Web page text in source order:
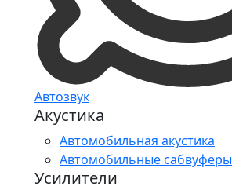
Автозвук
Акустика
Автомобильная акустика
Автомобильные сабвуферы
Усилители